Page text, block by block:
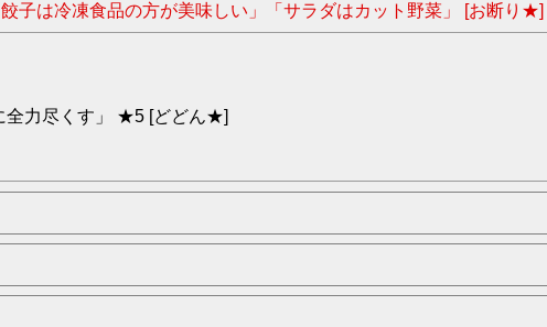
子は冷凍食品の方が美味しい」「サラダはカット野菜」 [お断り★]
全力尽くす」 ★5 [どどん★]